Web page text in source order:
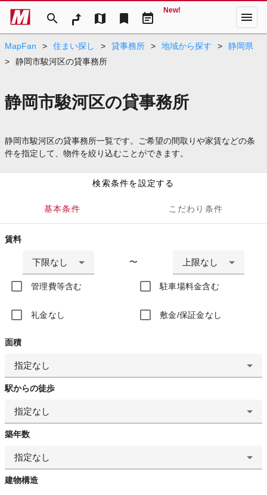
search map bookmark event_note
New! menu
MapFan > 住まい探し > 貸事務所 > 地域から探す >
静岡県
>
静岡市駿河区の貸事務所
静岡市駿河区の貸事務所
静岡市駿河区の貸事務所一覧です。ご希望の間取りや家賃などの条
件を指定して、物件を絞り込むことができます。
検索条件を設定する
基本条件 こだわり条件
賃料
下限なし 〜 上限なし
管理費等含む 駐車場料金含む
礼金なし 敷金/保証金なし
面積
指定なし
駅からの徒歩
指定なし
築年数
指定なし
建物構造